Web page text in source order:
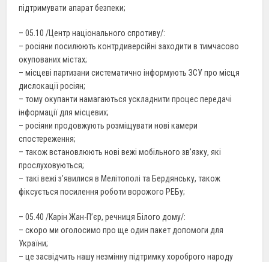
підтримувати апарат безпеки;
– 05.10 /Центр національного спротиву/:
– росіяни посилюють контрдиверсійні заходити в тимчасово
окупованих містах;
– місцеві партизани систематично інформують ЗСУ про місця
дислокації росіян;
– тому окупанти намагаються ускладнити процес передачі
інформації для місцевих;
– росіяни продовжують розміщувати нові камери
спостереження;
– також встановлюють нові вежі мобільного зв’язку, які
прослуховуються;
– такі вежі з’явилися в Мелітополі та Бердянську, також
фіксується посилення роботи ворожого РЕБу;
– 05.40 /Карін Жан-П’єр, речниця Білого дому/:
– скоро ми оголосимо про ще один пакет допомоги для
України;
– це засвідчить нашу незмінну підтримку хороброго народу